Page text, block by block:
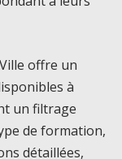
offre un
à
un filtrage
de formation,
détaillées,